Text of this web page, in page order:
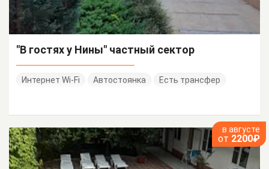
"В гостях у Нины" частный сектор
Интернет Wi-Fi Автостоянка Есть трансфер
в августе
от 2200₽